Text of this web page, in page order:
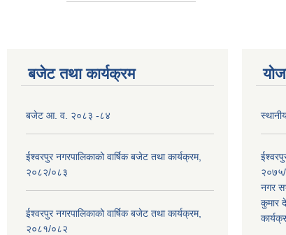
बजेट तथा कार्यक्रम
बजेट आ. व. २०८३ -८४
ईश्वरपुर नगरपालिकाको वार्षिक बजेट तथा कार्यक्रम,
२०८२/०८३
ईश्वरपुर नगरपालिकाको वार्षिक बजेट तथा कार्यक्रम,
२०८१/०८२
२०७५/
नगर
कुमार